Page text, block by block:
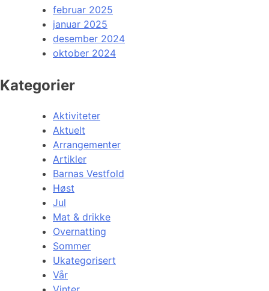
februar 2025
januar 2025
desember 2024
oktober 2024
Kategorier
Aktiviteter
Aktuelt
Arrangementer
Artikler
Barnas Vestfold
Høst
Jul
Mat & drikke
Overnatting
Sommer
Ukategorisert
Vår